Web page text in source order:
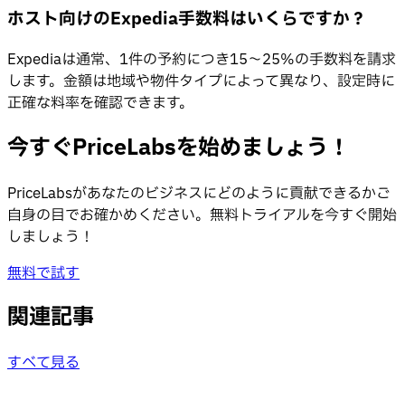
ホスト向けのExpedia手数料はいくらですか？
Expediaは通常、1件の予約につき15〜25%の手数料を請求
します。金額は地域や物件タイプによって異なり、設定時に
正確な料率を確認できます。
今すぐPriceLabsを始めましょう！
PriceLabsがあなたのビジネスにどのように貢献できるかご
自身の目でお確かめください。無料トライアルを今すぐ開始
しましょう！
無料で試す
関連記事
すべて見る